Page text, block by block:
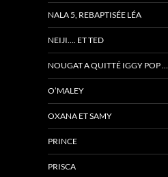
NALA 5, REBAPTISÉE LÉA
NEIJI…. ET TED
NOUGAT A QUITTÉ IGGY POP …
O’MALEY
OXANA ET SAMY
PRINCE
PRISCA